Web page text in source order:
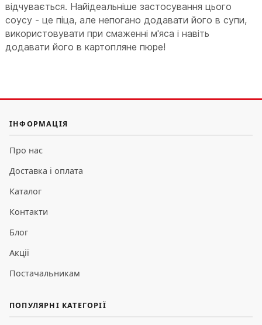
відчувається. Найідеальніше застосування цього
соусу - це піца, але непогано додавати його в супи,
використовувати при смаженні м'яса і навіть
додавати його в картопляне пюре!
ІНФОРМАЦІЯ
Про нас
Доставка і оплата
Каталог
Контакти
Блог
Акції
Постачальникам
ПОПУЛЯРНІ КАТЕГОРІЇ